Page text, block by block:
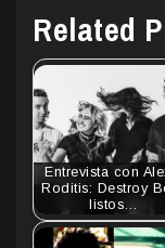
Related
Entrevista con
Roditis: Destroy
listos…